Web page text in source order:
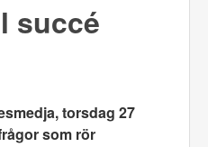
succé
torsdag 27
som rör